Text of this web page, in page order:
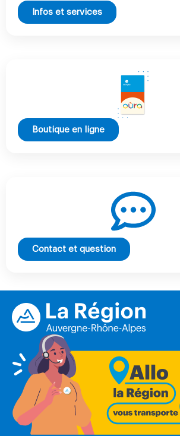
Infos et services
Boutique en ligne
Contact et question